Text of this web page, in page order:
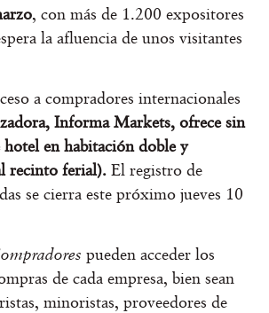
, con más de 1.200 expositores
la afluencia de unos visitantes
a compradores internacionales
Informa Markets, ofrece sin
hotel en habitación doble y
recinto ferial). El registro de
se cierra este próximo jueves 10
pueden acceder los
de cada empresa, bien sean
minoristas, proveedores de